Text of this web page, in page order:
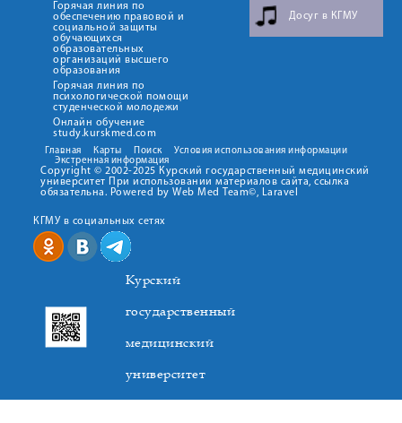
Горячая линия по
обеспечению правовой и
социальной защиты
обучающихся
образовательных
организаций высшего
образования
Горячая линия по
психологической помощи
студенческой молодежи
Онлайн обучение
study.kurskmed.com
Досуг в КГМУ
Главная Карты Поиск
Условия использования информации
Экстренная информация
Copyright © 2002-2025 Курский государственный медицинский
университет При использовании материалов сайта, ссылка
обязательна. Powered by Web Med Team©, Laravel
КГМУ в социальных сетях
Курский
государственный
медицинский
университет